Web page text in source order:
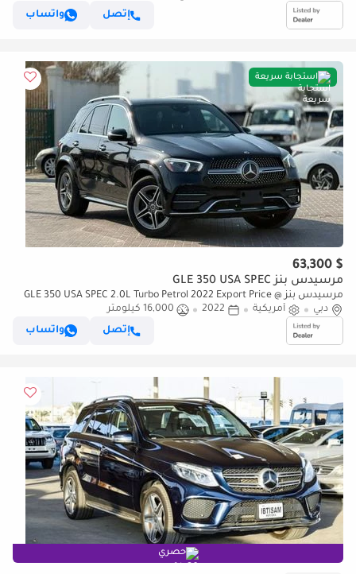
إتصل
واتساب
استجابة سريعة
$ 63,300
مرسيدس بنز GLE 350 USA SPEC
مرسيدس بنز GLE 350 USA SPEC 2.0L Turbo Petrol 2022 Export Price @
231,000 AED
دبي أمريكية 2022
16,000 كيلومتر
إتصل
واتساب
حصري